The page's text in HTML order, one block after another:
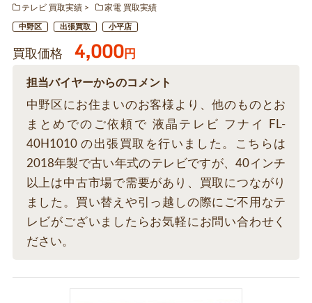
テレビ 買取実績
家電 買取実績
中野区 出張買取 小平店
買取価格 4,000円
担当バイヤーからのコメント
中野区にお住まいのお客様より、他のものとお
まとめでのご依頼で 液晶テレビ フナイ FL-
40H1010 の出張買取を行いました。こちらは
2018年製で古い年式のテレビですが、40インチ
以上は中古市場で需要があり、買取につながり
ました。買い替えや引っ越しの際にご不用なテ
レビがございましたらお気軽にお問い合わせく
ださい。